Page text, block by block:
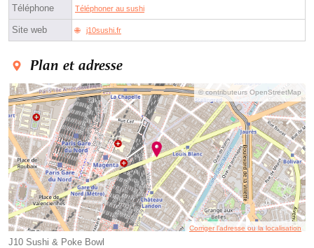
Téléphone Téléphoner au sushi
Site web j10sushi.fr
Plan et adresse
© contributeurs OpenStreetMap
Corriger l’adresse ou la localisation
J10 Sushi & Poke Bowl